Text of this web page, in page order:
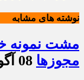
نوشته های مشابه
مشت نمونه
مجوزها 08 آگوست 2026 - 13:09